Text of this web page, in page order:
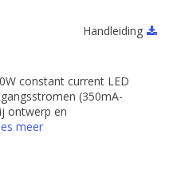
Handleiding
constant current LED
(350mA-
ontwerp en
meer